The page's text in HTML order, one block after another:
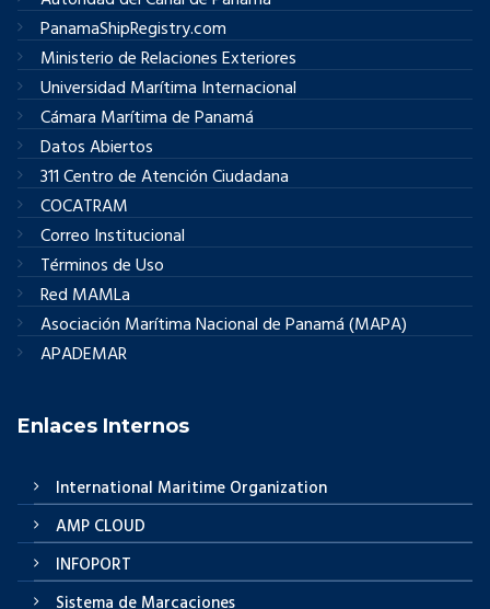
PanamaShipRegistry.com
Ministerio de Relaciones Exteriores
Universidad Marítima Internacional
Cámara Marítima de Panamá
Datos Abiertos
311 Centro de Atención Ciudadana
COCATRAM
Correo Institucional
Términos de Uso
Red MAMLa
Asociación Marítima Nacional de Panamá (MAPA)
APADEMAR
Enlaces Internos
International Maritime Organization
AMP CLOUD
INFOPORT
Sistema de Marcaciones